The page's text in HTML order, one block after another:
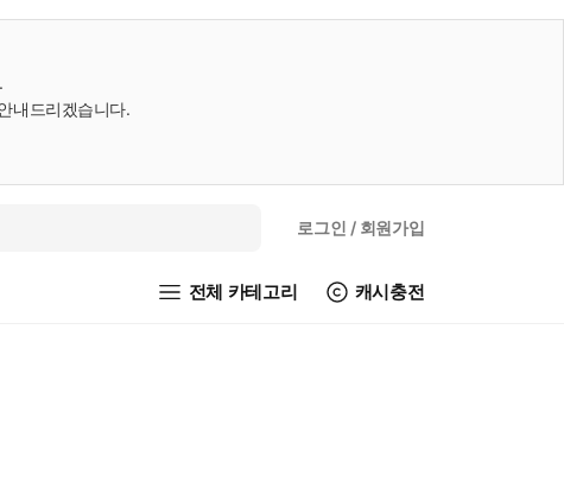
내드리겠습니다.
로그인 / 회원가입
전체 카테고리 캐시충전